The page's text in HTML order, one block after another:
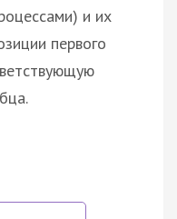
и их
первого